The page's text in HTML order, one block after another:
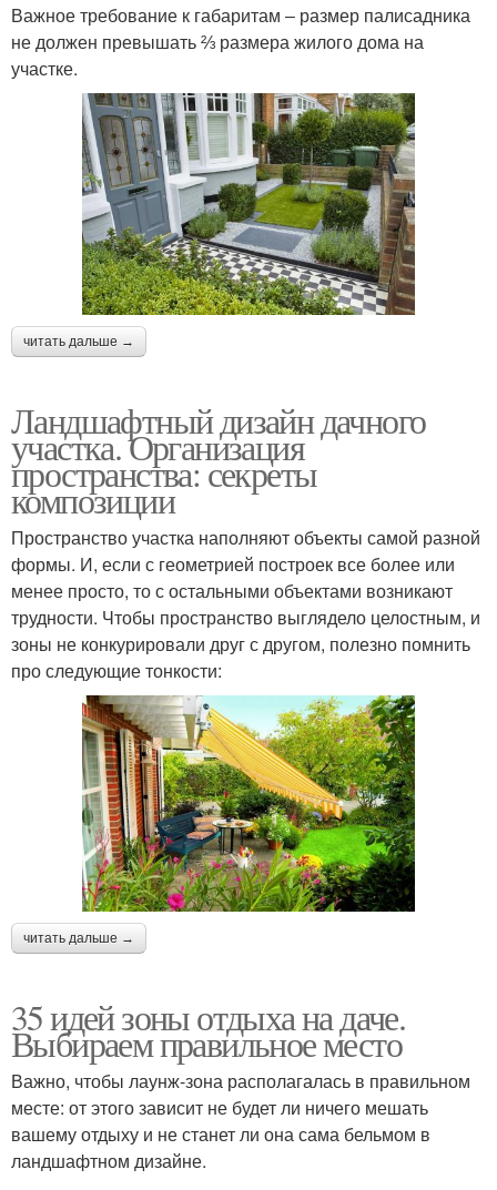
Важное требование к габаритам ‒ размер палисадника
не должен превышать ⅔ размера жилого дома на
участке.
читать дальше →
Ландшафтный дизайн дачного
участка. Организация
пространства: секреты
композиции
Пространство участка наполняют объекты самой разной
формы. И, если с геометрией построек все более или
менее просто, то с остальными объектами возникают
трудности. Чтобы пространство выглядело целостным, и
зоны не конкурировали друг с другом, полезно помнить
про следующие тонкости:
читать дальше →
35 идей зоны отдыха на даче.
Выбираем правильное место
Важно, чтобы лаунж-зона располагалась в правильном
месте: от этого зависит не будет ли ничего мешать
вашему отдыху и не станет ли она сама бельмом в
ландшафтном дизайне.